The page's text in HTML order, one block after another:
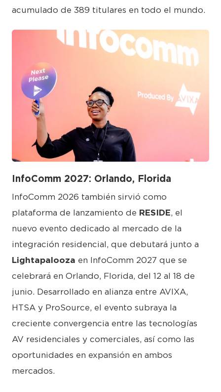
acumulado de 389 titulares en todo el mundo.
JPG
InfoComm 2027: Orlando, Florida
InfoComm 2026 también sirvió como
plataforma de lanzamiento de RESIDE, el
nuevo evento dedicado al mercado de la
integración residencial, que debutará junto a
Lightapalooza en InfoComm 2027 que se
celebrará en Orlando, Florida, del 12 al 18 de
junio. Desarrollado en alianza entre AVIXA,
HTSA y ProSource, el evento subraya la
creciente convergencia entre las tecnologías
AV residenciales y comerciales, así como las
oportunidades en expansión en ambos
mercados.